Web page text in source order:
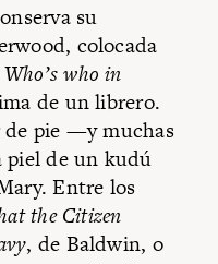
su
colocada
Who’s who in
de un librero.
de pie —y muchas
piel de un kudú
Entre los
the Citizen
, de Baldwin, o